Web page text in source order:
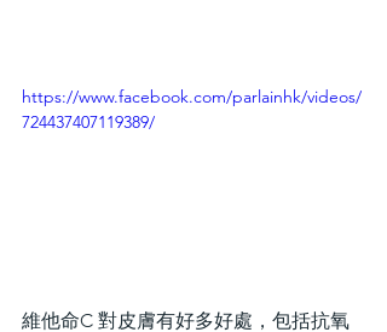
https://www.facebook.com/parlainhk/videos/
724437407119389/
維他命C 對皮膚有好多好處，包括抗氧